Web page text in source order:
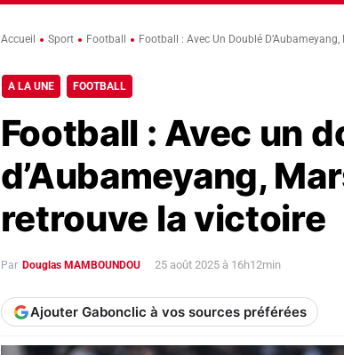
Accueil Sport Football Football : Avec Un Doublé
A LA UNE FOOTBALL
Football : Avec un
d’Aubameyang,
retrouve la victoire
Par Douglas MAMBOUNDOU 25 août 2025 à 16h12min
Ajouter Gabonclic à vos sources préférées